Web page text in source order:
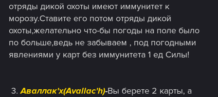
отряды дикой охоты имеют иммунитет к
морозу.Ставите его потом отряды дикой
охоты,желательно что-бы погоды на поле было
по больше,ведь не забываем , под погодными
явлениями у карт без иммунитета 1 ед Силы!
​ 3.Аваллак'х(Avallac'h)-Вы берете 2 карты, а